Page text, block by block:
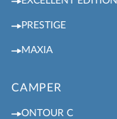
PRESTIGE
MAXIA
CAMPER
ONTOUR C